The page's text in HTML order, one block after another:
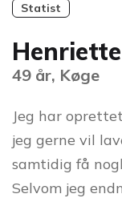
Statist
Henriette
49 år, Køge
Jeg har
jeg gerne vil
samtidig få
Selvom jeg